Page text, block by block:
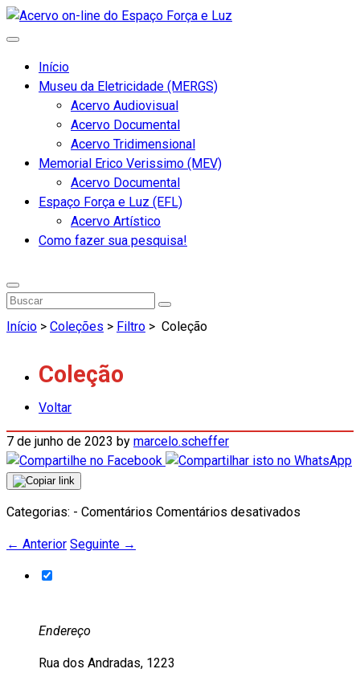
Início
Museu da Eletricidade (MERGS)
Acervo Audiovisual
Acervo Documental
Acervo Tridimensional
Memorial Erico Verissimo (MEV)
Acervo Documental
Espaço Força e Luz (EFL)
Acervo Artístico
Como fazer sua pesquisa!
Início > Coleções > Filtro > Coleção
Coleção
Voltar
7 de junho de 2023 by marcelo.scheffer
Categorias: - Comentários Comentários desativados
← Anterior Seguinte →
Endereço
Rua dos Andradas, 1223